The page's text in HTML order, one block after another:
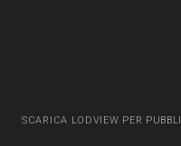
SCARICA LODVIEW PER